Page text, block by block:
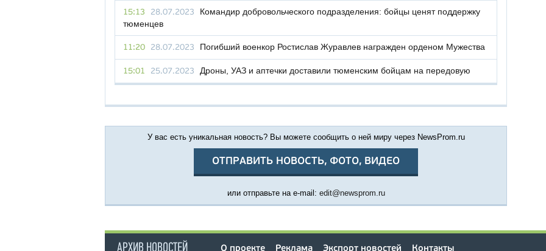
15:13 28.07.2023
Командир добровольческого подразделения: бойцы ценят поддержку
тюменцев
11:20 28.07.2023 Погибший военкор Ростислав Журавлев награжден орденом Мужества
15:01 25.07.2023 Дроны, УАЗ и аптечки доставили тюменским бойцам на передовую
У вас есть уникальная новость? Вы можете сообщить о ней миру через NewsProm.ru
ОТПРАВИТЬ НОВОСТЬ, ФОТО, ВИДЕО
или отправьте на e-mail: edit@newsprom.ru
О проекте Реклама Экспорт новостей Контакты